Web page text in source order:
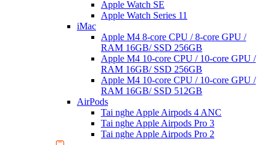
Apple Watch SE
Apple Watch Series 11
iMac
Apple M4 8-core CPU / 8-core GPU /
RAM 16GB/ SSD 256GB
Apple M4 10-core CPU / 10-core GPU /
RAM 16GB/ SSD 256GB
Apple M4 10-core CPU / 10-core GPU /
RAM 16GB/ SSD 512GB
AirPods
Tai nghe Apple Airpods 4 ANC
Tai nghe Apple Airpods Pro 3
Tai nghe Apple Airpods Pro 2